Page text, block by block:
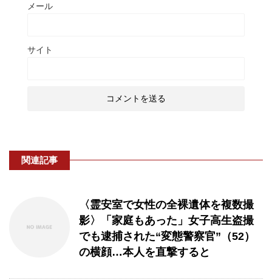
メール
サイト
関連記事
〈霊安室で女性の全裸遺体を複数撮
影〉「家庭もあった」女子高生盗撮
でも逮捕された“変態警察官”（52）
の横顔…本人を直撃すると